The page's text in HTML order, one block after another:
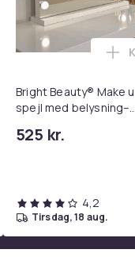
- Mave-
Beauty Vanity
Bright Beauty® Make
spejl med belysning–
cm – 15 LED-lys – 3
525 kr.
4,2
tirsdag, 18 aug.